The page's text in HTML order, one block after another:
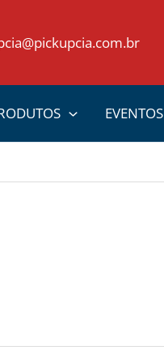
EVENTOS